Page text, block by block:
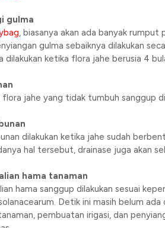
gulma
, biasanya akan ada banyak
gulma sebaiknya dilakukan
dilakukan ketika flora jahe berusia 4
flora jahe yang tidak tumbuh sanggup
dilakukan ketika jahe sudah
hal tersebut, drainase juga akan
hama tanaman
hama sanggup dilakukan sesuai
Detik ini masih belum
pembuatan irigasi, dan